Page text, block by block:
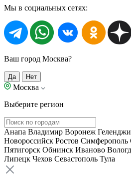
Мы в социальных сетях:
Ваш город Москва?
Да Нет
Москва
Выберите регион
Анапа Владимир Воронеж
Новороссийск Ростов Симферополь
Пятигорск Обнинск Иваново
Липецк Чехов Севастополь Тула